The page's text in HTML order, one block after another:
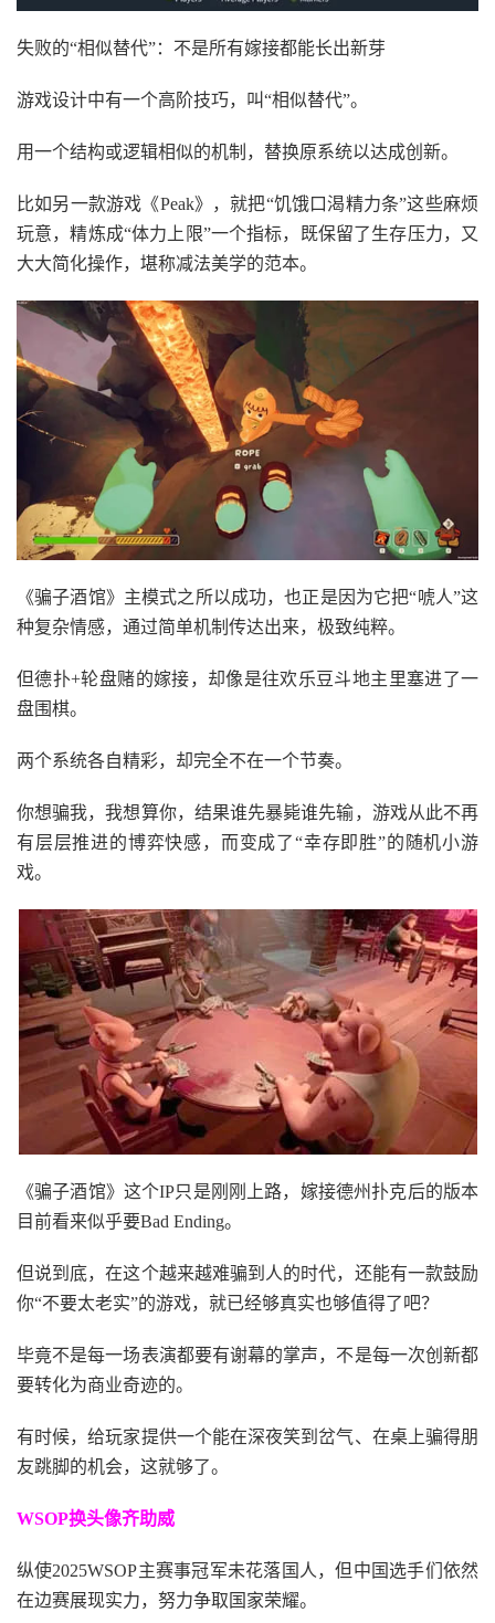
失败的“相似替代”：不是所有嫁接都能长出新芽
游戏设计中有一个高阶技巧，叫“相似替代”。
用一个结构或逻辑相似的机制，替换原系统以达成创新。
比如另一款游戏《Peak》，就把“饥饿口渴精力条”这些麻烦
玩意，精炼成“体力上限”一个指标，既保留了生存压力，又
大大简化操作，堪称减法美学的范本。
《骗子酒馆》主模式之所以成功，也正是因为它把“唬人”这
种复杂情感，通过简单机制传达出来，极致纯粹。
但德扑+轮盘赌的嫁接，却像是往欢乐豆斗地主里塞进了一
盘围棋。
两个系统各自精彩，却完全不在一个节奏。
你想骗我，我想算你，结果谁先暴毙谁先输，游戏从此不再
有层层推进的博弈快感，而变成了“幸存即胜”的随机小游
戏。
《骗子酒馆》这个IP只是刚刚上路，嫁接德州扑克后的版本
目前看来似乎要Bad Ending。
但说到底，在这个越来越难骗到人的时代，还能有一款鼓励
你“不要太老实”的游戏，就已经够真实也够值得了吧？
毕竟不是每一场表演都要有谢幕的掌声，不是每一次创新都
要转化为商业奇迹的。
有时候，给玩家提供一个能在深夜笑到岔气、在桌上骗得朋
友跳脚的机会，这就够了。
WSOP换头像齐助威
纵使2025WSOP主赛事冠军未花落国人，但中国选手们依然
在边赛展现实力，努力争取国家荣耀。